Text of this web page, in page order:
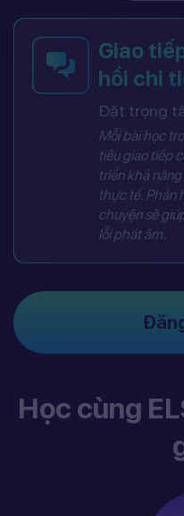
Giao
hồi chi
Đặt trọng
Mỗi bài học
tiêu giao tiếp
triển khả
thực tế. Phản
chuyện sẽ
lỗi phát âm.
Học cùng